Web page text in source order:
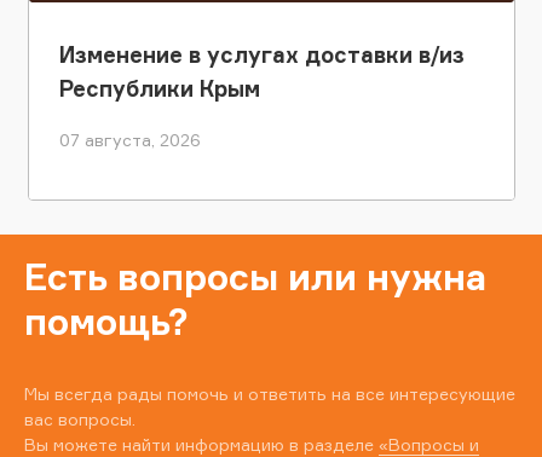
Изменение в услугах доставки в/из
Республики Крым
07 августа, 2026
Есть вопросы или нужна
помощь?
Мы всегда рады помочь и ответить на все интересующие
вас вопросы.
Вы можете найти информацию в разделе «Вопросы и